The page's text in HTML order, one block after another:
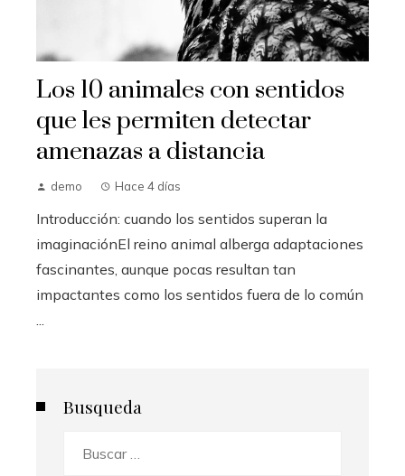
Los 10 animales con sentidos
que les permiten detectar
amenazas a distancia
demo Hace 4 días
Introducción: cuando los sentidos superan la
imaginaciónEl reino animal alberga adaptaciones
fascinantes, aunque pocas resultan tan
impactantes como los sentidos fuera de lo común
Busqueda